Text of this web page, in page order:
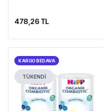
478,26 TL
KARGO BEDAVA
TÜKENDİ